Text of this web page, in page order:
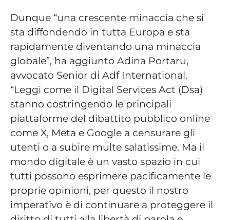
Dunque “una crescente minaccia che si
sta diffondendo in tutta Europa e sta
rapidamente diventando una minaccia
globale”, ha aggiunto Adina Portaru,
avvocato Senior di Adf International.
“Leggi come il Digital Services Act (Dsa)
stanno costringendo le principali
piattaforme del dibattito pubblico online
come X, Meta e Google a censurare gli
utenti o a subire multe salatissime. Ma il
mondo digitale è un vasto spazio in cui
tutti possono esprimere pacificamente le
proprie opinioni, per questo il nostro
imperativo è di continuare a proteggere il